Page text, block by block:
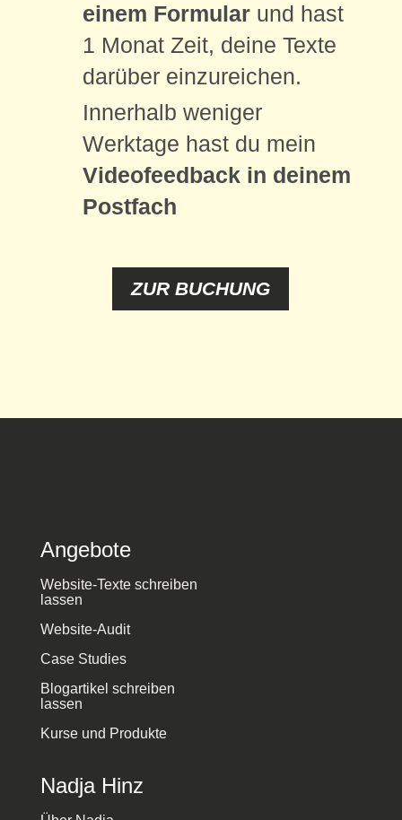
einem Formularund hast
1 Monat Zeit, deine Texte
darüber einzureichen.
Innerhalb weniger
Werktage hast du mein
Videofeedback in deinem
Postfach
ZUR BUCHUNG
Angebote
Website-Texte schreiben
lassen
Website-Audit
Case Studies
Blogartikel schreiben
lassen
Kurse und Produkte
Nadja Hinz